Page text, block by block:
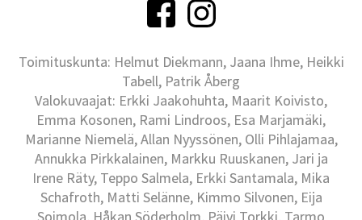
Toimituskunta: Helmut Diekmann, Jaana Ihme, Heikki
Tabell, Patrik Åberg
Valokuvaajat: Erkki Jaakohuhta, Maarit Koivisto,
Emma Kosonen, Rami Lindroos, Esa Marjamäki,
Marianne Niemelä, Allan Nyyssönen, Olli Pihlajamaa,
Annukka Pirkkalainen, Markku Ruuskanen, Jari ja
Irene Räty, Teppo Salmela, Erkki Santamala, Mika
Schafroth, Matti Selänne, Kimmo Silvonen, Eija